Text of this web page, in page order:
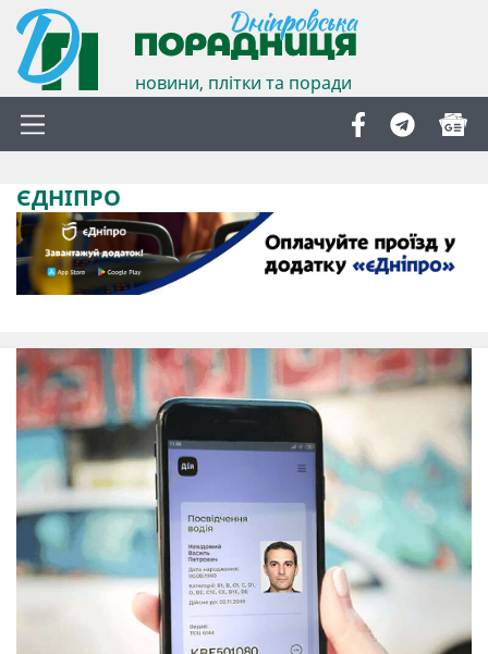
новини, плітки та поради
ЄДНІПРО